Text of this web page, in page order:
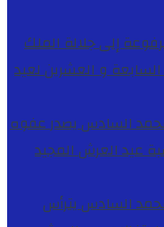
إلى جلالة الملك
و العشرين لعيد
السادس يصدر عفوه
السادس يترأس